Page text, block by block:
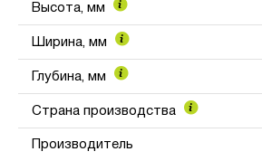
Высота, мм
Ширина, мм
Глубина, мм
Страна производства
Производитель